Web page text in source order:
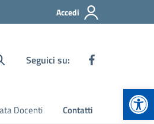
Accedi
Seguici su:
Docenti Contatti